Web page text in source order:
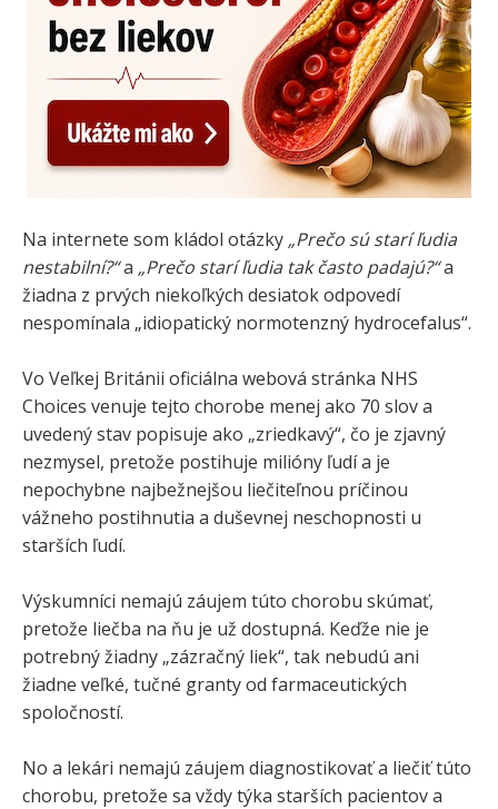
Na internete som kládol otázky „Prečo sú starí ľudia
nestabilní?“a „Prečo starí ľudia tak často padajú?“a
žiadna z prvých niekoľkých desiatok odpovedí
nespomínala „idiopatický normotenzný hydrocefalus“.
Vo Veľkej Británii oficiálna webová stránka NHS
Choices venuje tejto chorobe menej ako 70 slov a
uvedený stav popisuje ako „zriedkavý“, čo je zjavný
nezmysel, pretože postihuje milióny ľudí a je
nepochybne najbežnejšou liečiteľnou príčinou
vážneho postihnutia a duševnej neschopnosti u
starších ľudí.
Výskumníci nemajú záujem túto chorobu skúmať,
pretože liečba na ňu je už dostupná. Keďže nie je
potrebný žiadny „zázračný liek“, tak nebudú ani
žiadne veľké, tučné granty od farmaceutických
spoločností.
No a lekári nemajú záujem diagnostikovať a liečiť túto
chorobu, pretože sa vždy týka starších pacientov a